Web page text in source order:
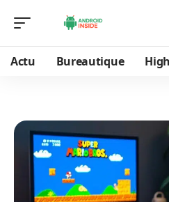
Actu Bureautique